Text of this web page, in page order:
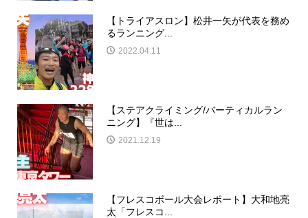
【トライアスロン】松井一矢が代表を務め
るランニング...
2022.04.11
【ステアクライミング/バーティカルラン
ニング】『世は...
2021.12.19
【フレスコボール大会レポート】大和地亮
太「フレスコ...